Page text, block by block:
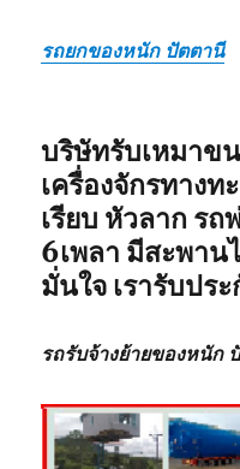
รถยกของหนัก ปัตตานี
บริษัทรับเหมาข
เครื่องจักรทางท
เรียบ หัวลาก รถ
6เพลา มีสะพาน
มั่นใจ เรารับปร
รถรับจ้างย้ายของหนัก